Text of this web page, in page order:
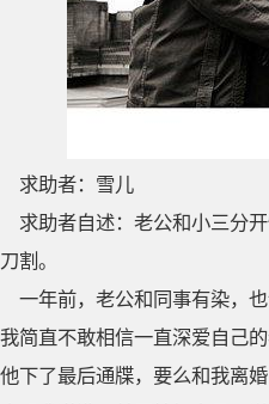
求助者：雪儿
求助者自述：老公和小三分
刀割。
一年前，老公和同事有染，
我简直不敢相信一直深爱自己
他下了最后通牒，要么和我离